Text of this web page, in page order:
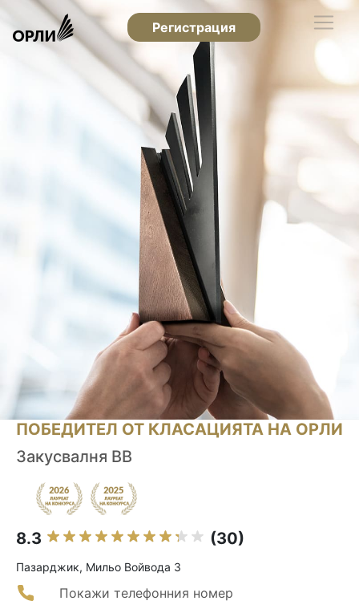
Регистрация
ПОБЕДИТЕЛ ОТ КЛАСАЦИЯТА НА ОРЛИ
Закусвалня ВВ
8.3 (30)
Пазарджик, Мильо Войвода 3
Покажи телефонния номер